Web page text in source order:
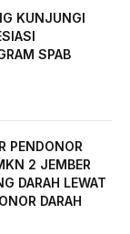
KUNJUNGI
SPAB
PENDONOR
2 JEMBER
DARAH LEWAT
DARAH